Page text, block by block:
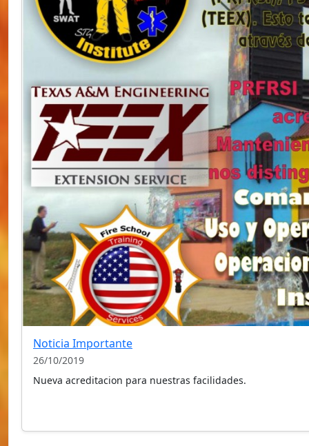
Noticia Importante
26/10/2019
Nueva acreditacion para nuestras facilidades.